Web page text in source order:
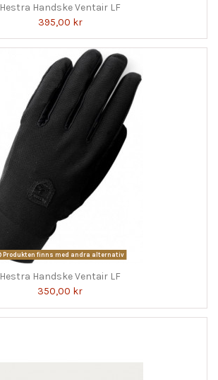
Hestra Handske Ventair LF
395,00 kr
Produkten finns med andra alternativ
Hestra Handske Ventair LF
350,00 kr